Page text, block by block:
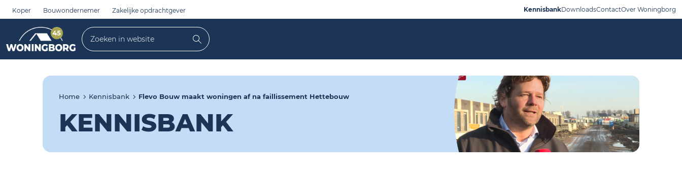
Koper Bouwondernemer Zakelijke opdrachtgever KennisbankDownloadsContactOver Woningborg
Zoeken in website
Zoeken
Home Kennisbank Flevo Bouw maakt woningen af na faillissement Hettebouw
KENNISBANK